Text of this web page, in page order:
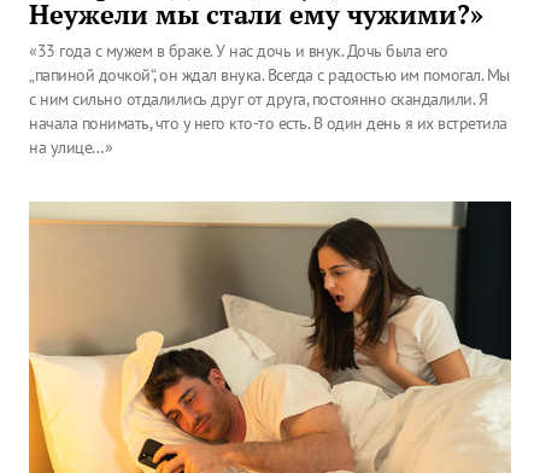
Неужели мы стали ему чужими?»
«33 года с мужем в браке. У нас дочь и внук. Дочь была его
„папиной дочкой“, он ждал внука. Всегда с радостью им помогал. Мы
с ним сильно отдалились друг от друга, постоянно скандалили. Я
начала понимать, что у него кто-то есть. В один день я их встретила
на улице…»